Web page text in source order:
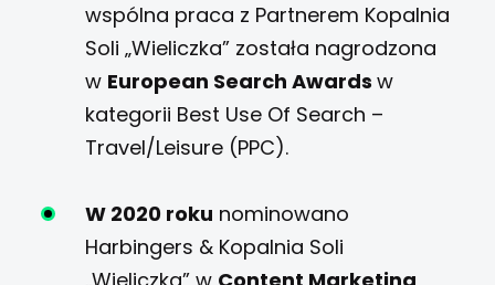
wspólna praca z Partnerem Kopalnia
Soli „Wieliczka” została nagrodzona
w European Search Awardsw
kategorii Best Use Of Search –
Travel/Leisure (PPC).
W 2020 roku nominowano
Harbingers & Kopalnia Soli